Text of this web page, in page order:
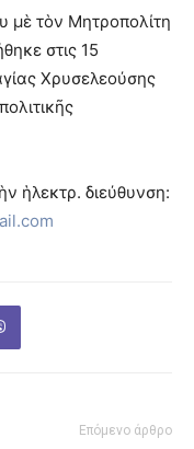
μὲ τὸν Μητροπολίτη
στις 15
Χρυσελεούσης
ἡλεκτρ. διεύθυνση:
Επόμενο άρθρο